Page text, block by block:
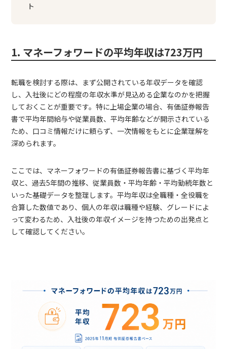
ト
1. マネーフォワードの平均年収は723万円
転職を検討する際は、まず公開されている年収データを確認
し、入社後にどの程度の年収水準が見込める企業なのかを把握
しておくことが重要です。特に上場企業の場合、有価証券報告
書で平均年間給与や従業員数、平均年齢などが開示されている
ため、口コミ情報だけに頼らず、一次情報をもとに企業理解を
深められます。
ここでは、マネーフォワードの有価証券報告書に基づく平均年
収と、過去5年間の推移、従業員数・平均年齢・平均勤続年数と
いった基礎データを整理します。平均年収は全職種・全役職を
合算した数値であり、個人の年収は職種や経験、グレードによ
って変わるため、入社後の年収イメージを持つための出発点と
して確認してください。